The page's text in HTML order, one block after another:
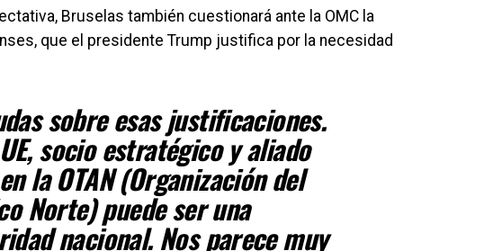
Bruselas también cuestionará ante la OMC la
que el presidente Trump justifica por la necesidad
sobre esas justificaciones.
socio estratégico y aliado
la OTAN (Organización del
Norte) puede ser una
nacional. Nos parece muy